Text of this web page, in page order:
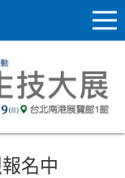
名中